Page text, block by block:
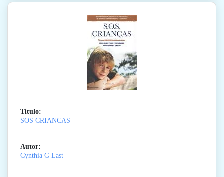
Titulo:
SOS CRIANCAS
Autor:
Cynthia G Last